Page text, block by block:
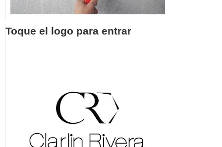
Toque el logo para entrar